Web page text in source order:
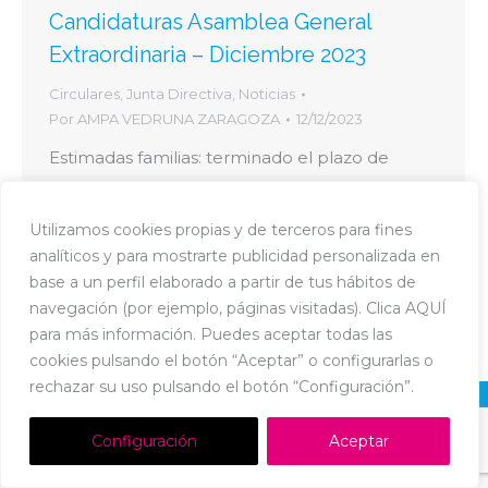
Utilizamos cookies propias y de terceros para fines
analíticos y para mostrarte publicidad personalizada en
base a un perfil elaborado a partir de tus hábitos de
navegación (por ejemplo, páginas visitadas). Clica AQUÍ
para más información. Puedes aceptar todas las
cookies pulsando el botón “Aceptar” o configurarlas o
rechazar su uso pulsando el botón “Configuración”.
Configuración Aceptar
Candidaturas Asamblea General
Extraordinaria – Diciembre 2023
Circulares Junta Directiva Noticias
Por AMPA VEDRUNA ZARAGOZA 12/12/2023
Estimadas familias: terminado el plazo de
diciembre de 2023, os informamos de las
personas que optan a cada uno de los cargos:
Candidaturas Asamblea General Extraordinaria
– Diciembre 2023
Dream-Theme — truly
premium WordPress themes